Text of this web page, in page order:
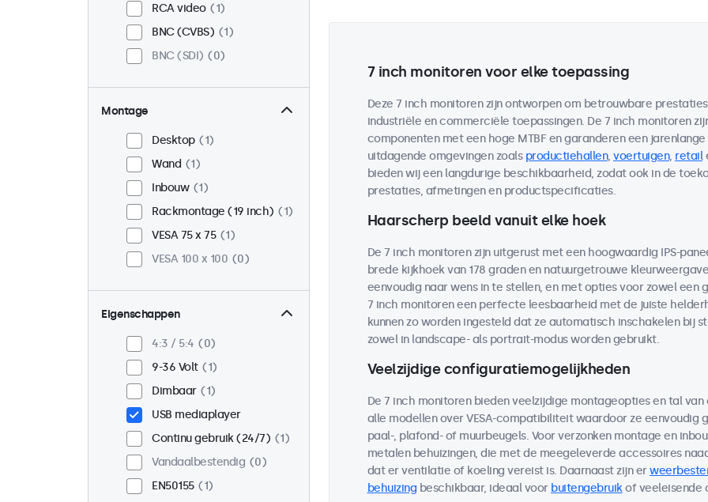
RCA video
1
BNC (CVBS)
1
BNC (SDI)
0
Montage
Desktop
1
Wand
1
Inbouw
1
Rackmontage (19 inch)
1
VESA 75 x 75
1
VESA 100 x 100
0
Eigenschappen
4:3 / 5:4
0
9-36 Volt
1
Dimbaar
1
USB mediaplayer
Continu gebruik (24/7)
1
Vandaalbestendig
0
EN50155
1
7 inch monitoren voor elke toepassing
Deze 7 inch monitoren zijn ontworpen om betrouwbare
industriële en commerciële toepassingen. De 7 inch monitoren
componenten met een hoge MTBF en garanderen een
uitdagende omgevingen zoals productiehallen, voertuigen, retail
bieden wij een langdurige beschikbaarheid, zodat ook in de
prestaties, afmetingen en productspecificaties.
Haarscherp beeld vanuit elke hoek
De 7 inch monitoren zijn uitgerust met een hoogwaardig IPS-
brede kijkhoek van 178 graden en natuurgetrouwe
eenvoudig naar wens in te stellen, en met opties voor zowel
7 inch monitoren een perfecte leesbaarheid met de juiste
kunnen zo worden ingesteld dat ze automatisch inschakelen bij
zowel in landscape- als portrait-modus worden gebruikt.
Veelzijdige configuratiemogelijkheden
De 7 inch monitoren bieden veelzijdige montageopties en tal
alle modellen over VESA-compatibiliteit waardoor ze eenvoudig
paal-, plafond- of muurbeugels. Voor verzonken montage en
metalen behuizingen, die met de meegeleverde accessoires
dat er ventilatie of koeling vereist is. Daarnaast zijn er
behuizing beschikbaar, ideaal voor buitengebruikof veeleisende